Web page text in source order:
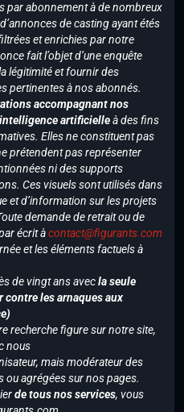
par abonnement à de nombreux
de casting ayant étés
et enrichies par notre
fait l’objet d’une enquête
légitimité et fournir des
pertinentes à nos abonnés.
accompagnant nos
artificielleà des fins
Elles ne constituent pas
prétendent pas représenter
ni des supports
Ces visuels sont utilisés dans
et d’information sur les projets
demande de retrait ou de
écrit àcontact@figurants.com
et les éléments factuels à
de vingt ans avecla seule
contre les arnaques aux
recherche figure sur notre site,
nous
mais modérateur des
agrégées sur nos pages.
de tous nos services, vous